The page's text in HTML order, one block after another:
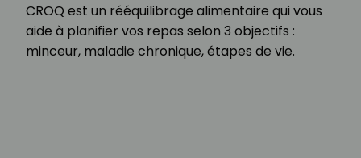
CROQ est un rééquilibrage alimentaire qui vous
aide à planifier vos repas selon 3 objectifs :
minceur, maladie chronique, étapes de vie.